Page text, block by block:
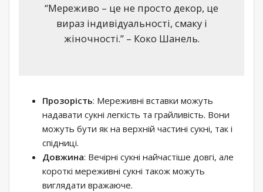
“Мереживо – це не просто декор, це
вираз індивідуальності, смаку і
жіночності.” – Коко Шанель.
Прозорість: Мереживні вставки можуть
надавати сукні легкість та грайливість. Вони
можуть бути як на верхній частині сукні, так і
спідниці.
Довжина: Вечірні сукні найчастіше довгі, але
короткі мереживні сукні також можуть
виглядати вражаюче.